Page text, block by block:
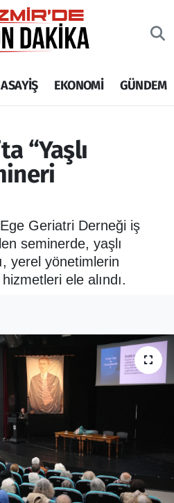
ASAYİŞ EKONOMİ GÜNDEM
“Yaşlı
Geriatri Derneği iş
seminerde, yaşlı
yerel yönetimlerin
ele alındı.
Haritası